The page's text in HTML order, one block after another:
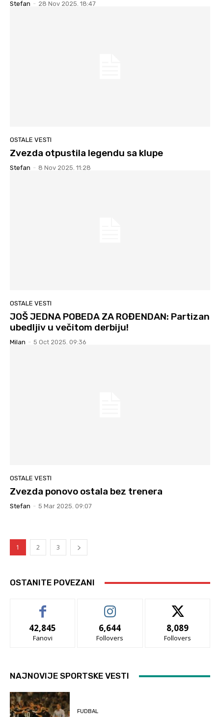
Stefan - 28 Nov 2025. 18:47
OSTALE VESTI
Zvezda otpustila legendu sa klupe
Stefan - 8 Nov 2025. 11:28
OSTALE VESTI
JOŠ JEDNA POBEDA ZA ROĐENDAN: Partizan
ubedljiv u večitom derbiju!
Milan - 5 Oct 2025. 09:36
OSTALE VESTI
Zvezda ponovo ostala bez trenera
Stefan - 5 Mar 2025. 09:07
1 2 3
OSTANITE POVEZANI
42,845
Fanovi
6,644
Follovers
8,089
Follovers
NAJNOVIJE SPORTSKE VESTI
FUDBAL